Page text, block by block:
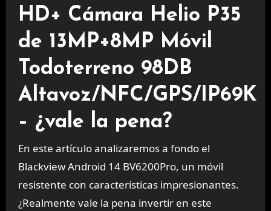
HD+ Cámara Helio P35
de 13MP+8MP Móvil
Todoterreno 98DB
Altavoz/NFC/GPS/IP69K
– ¿vale la pena?
En este artículo analizaremos a fondo el
Blackview Android 14 BV6200Pro, un móvil
resistente con características impresionantes.
¿Realmente vale la pena invertir en este